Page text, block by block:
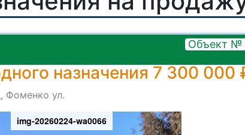
Объект №
назначения 7 300 000
Фоменко ул.
img-20260224-wa0066